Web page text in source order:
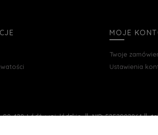
MOJE
Twoje
Ustawienia
420 Łódź, woj. łódzkie || NIP: 5252902064 ||